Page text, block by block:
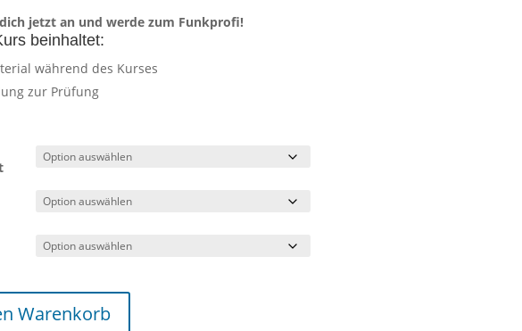
jetzt an und werde zum Funkprofi!
beinhaltet:
während des Kurses
zur Prüfung
Warenkorb